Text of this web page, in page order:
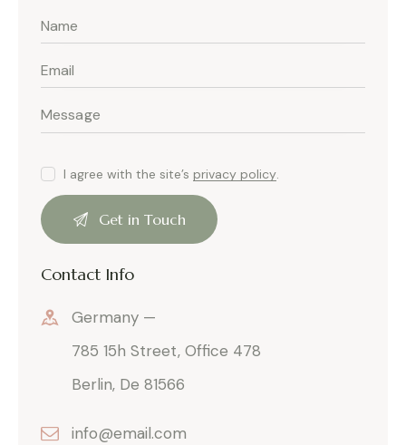
I agree with the site’sprivacy policy.
Contact Info
Germany —
785 15h Street, Office 478
Berlin, De 81566
info@email.com